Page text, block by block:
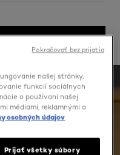
našej stránky,
funkcií sociálnych
o používaní našej
médiami, reklamnými a
osobných údajov
Prijať všetky súbory
Pokračovať bez prijatia